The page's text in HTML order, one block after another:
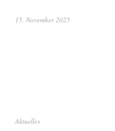
15. November 2025
Aktuelles